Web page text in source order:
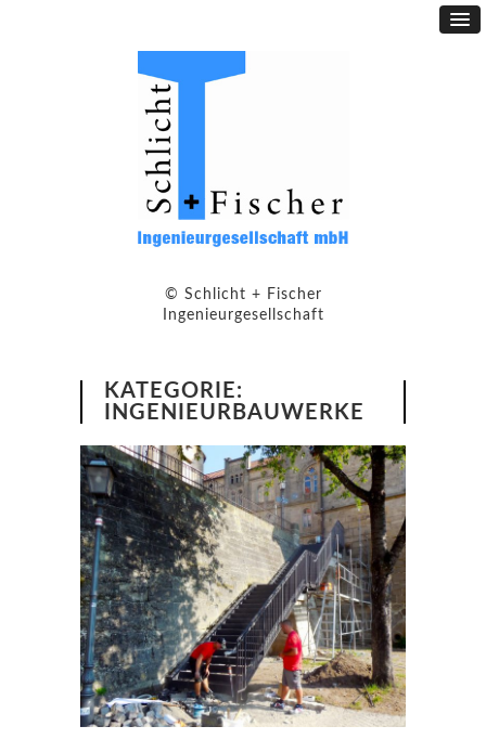
© Schlicht + Fischer
Ingenieurgesellschaft
KATEGORIE:
INGENIEURBAUWERKE